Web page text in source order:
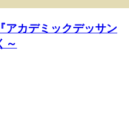
アカデミックデッサン
～